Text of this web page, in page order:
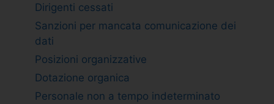
Dirigenti cessati
Sanzioni per mancata comunicazione dei
dati
Posizioni organizzative
Dotazione organica
Personale non a tempo indeterminato